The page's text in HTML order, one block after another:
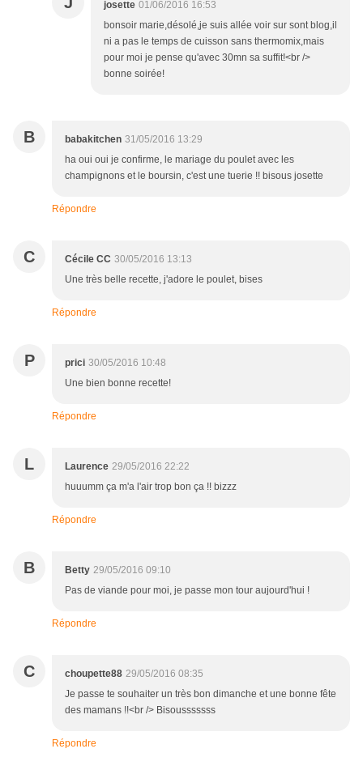
josette 01/06/2016 16:53
bonsoir marie,désolé,je suis allée voir sur sont blog,il
ni a pas le temps de cuisson sans thermomix,mais
pour moi je pense qu'avec 30mn sa suffit!<br />
bonne soirée!
B babakitchen 31/05/2016 13:29
ha oui oui je confirme, le mariage du poulet avec les
champignons et le boursin, c'est une tuerie !! bisous josette
Répondre
C Cécile CC 30/05/2016 13:13
Une très belle recette, j'adore le poulet, bises
Répondre
P prici 30/05/2016 10:48
Une bien bonne recette!
Répondre
L Laurence 29/05/2016 22:22
huuumm ça m'a l'air trop bon ça !! bizzz
Répondre
B Betty 29/05/2016 09:10
Pas de viande pour moi, je passe mon tour aujourd'hui !
Répondre
C choupette88 29/05/2016 08:35
Je passe te souhaiter un très bon dimanche et une bonne fête
des mamans !!<br /> Bisousssssss
Répondre